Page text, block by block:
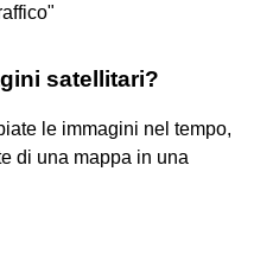
satellitari?
le immagini nel tempo,
di una mappa in una